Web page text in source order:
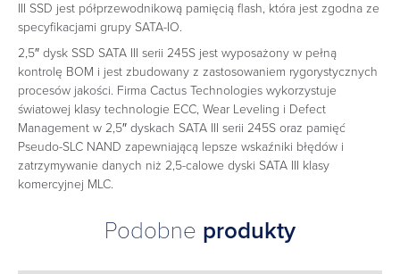
III SSD jest półprzewodnikową pamięcią flash, która jest zgodna ze
specyfikacjami grupy SATA-IO.
2,5″ dysk SSD SATA III serii 245S jest wyposażony w pełną
kontrolę BOM i jest zbudowany z zastosowaniem rygorystycznych
procesów jakości. Firma Cactus Technologies wykorzystuje
światowej klasy technologie ECC, Wear Leveling i Defect
Management w 2,5″ dyskach SATA III serii 245S oraz pamięć
Pseudo-SLC NAND zapewniającą lepsze wskaźniki błędów i
zatrzymywanie danych niż 2,5-calowe dyski SATA III klasy
komercyjnej MLC.
Podobne produkty